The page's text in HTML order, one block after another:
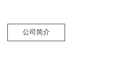
公司简介